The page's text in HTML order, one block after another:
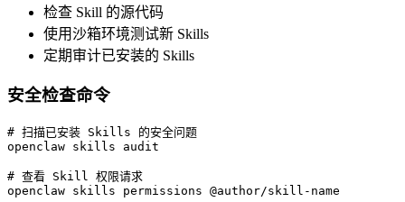
检查 Skill 的源代码
使用沙箱环境测试新 Skills
定期审计已安装的 Skills
安全检查命令
# 扫描已安装 Skills 的安全问题
openclaw skills audit
# 查看 Skill 权限请求
openclaw skills permissions @author/skill-name